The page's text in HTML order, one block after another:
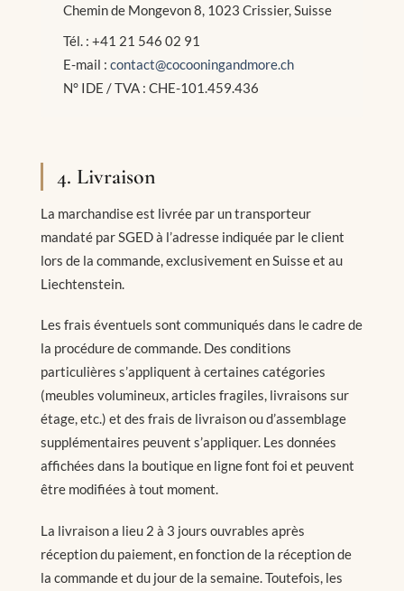
Chemin de Mongevon 8, 1023 Crissier, Suisse
Tél. : +41 21 546 02 91
E-mail : contact@cocooningandmore.ch
N° IDE / TVA : CHE-101.459.436
4. Livraison
La marchandise est livrée par un transporteur
mandaté par SGED à l’adresse indiquée par le client
lors de la commande, exclusivement en Suisse et au
Liechtenstein.
Les frais éventuels sont communiqués dans le cadre de
la procédure de commande. Des conditions
particulières s’appliquent à certaines catégories
(meubles volumineux, articles fragiles, livraisons sur
étage, etc.) et des frais de livraison ou d’assemblage
supplémentaires peuvent s’appliquer. Les données
affichées dans la boutique en ligne font foi et peuvent
être modifiées à tout moment.
La livraison a lieu 2 à 3 jours ouvrables après
réception du paiement, en fonction de la réception de
la commande et du jour de la semaine. Toutefois, les